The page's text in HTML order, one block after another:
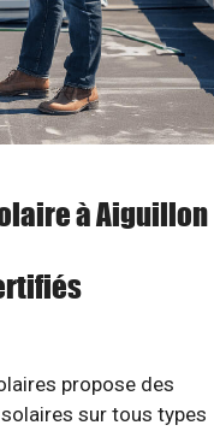
à Aiguillon
propose des
sur tous types